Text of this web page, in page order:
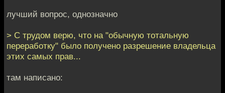
лучший вопрос, однозначно
> С трудом верю, что на "обычную тотальную
переработку" было получено разрешение владельца
этих самых прав...
там написано: